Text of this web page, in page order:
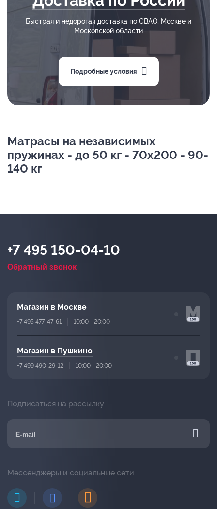
Быстрая и недорогая доставка по СВАО, Москве и
Московской области
Подробные условия
Матрасы на независимых
пружинах - до 50 кг - 70х200 - 90-
140 кг
+7 495 150-04-10
Обратный звонок
Магазин в Москве
+7 495 477-47-61 10:00 - 20:00
Магазин в Пушкино
+7 499 490-29-12 10:00 - 20:00
Подписаться на рассылку
Мессенджеры и социальные сети